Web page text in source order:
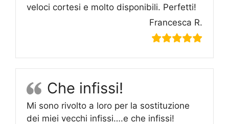
veloci cortesi e molto disponibili. Perfetti!
Francesca R.
Che infissi!
Mi sono rivolto a loro per la sostituzione
dei miei vecchi infissi….e che infissi!